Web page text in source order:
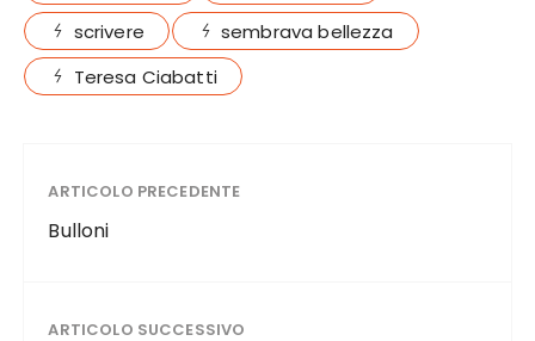
scrivere
sembrava bellezza
Teresa Ciabatti
ARTICOLO PRECEDENTE
Bulloni
ARTICOLO SUCCESSIVO